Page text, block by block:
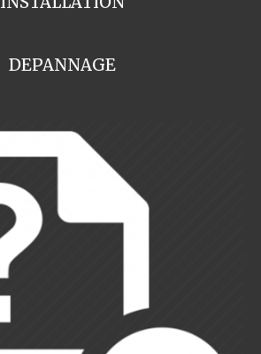
DEPANNAGE